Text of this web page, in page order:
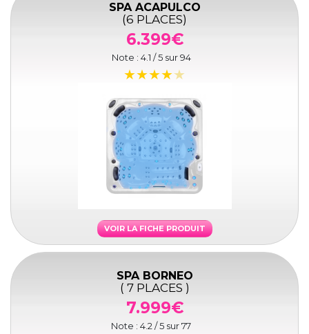
SPA ACAPULCO
(6 PLACES)
6.399€
Note : 4.1 / 5 sur94
VOIR LA FICHE PRODUIT
SPA BORNEO
( 7 PLACES )
7.999€
Note : 4.2 / 5 sur77